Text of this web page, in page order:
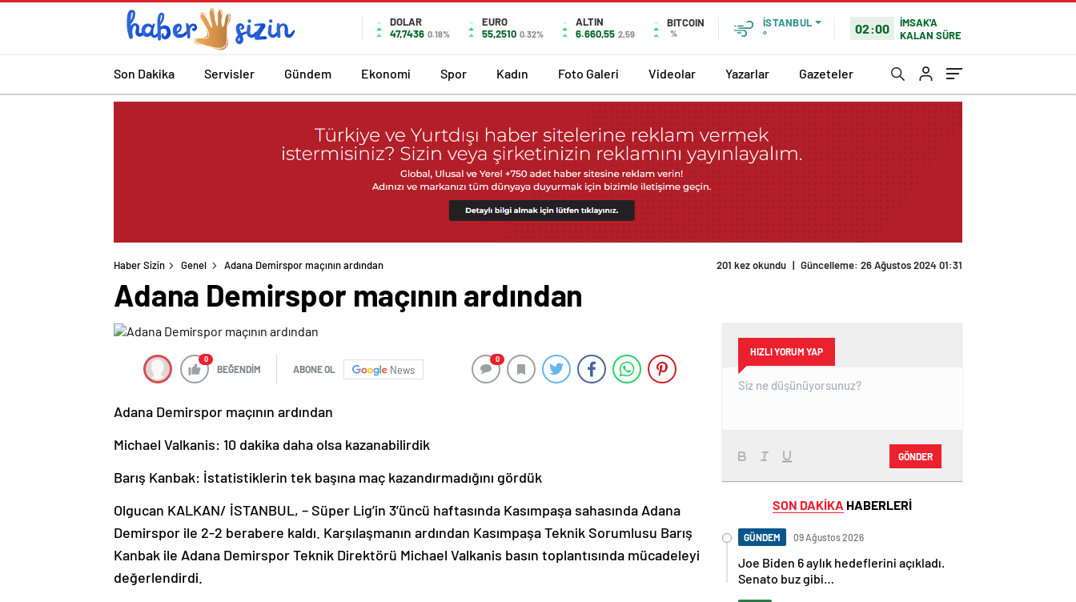
DOLAR
47,7436 0.18%
EURO
55,2510 0.32%
ALTIN
6.660,55 2,59
BITCOIN
%
İSTANBUL
°
02:00
İMSAK'A
KALAN SÜRE
Son Dakika Servisler Gündem Ekonomi Spor Kadın Foto Galeri Videolar Yazarlar Gazeteler
Haber Sizin Genel Adana Demirspor maçının ardından 201 kez okundu | Güncelleme: 26 Ağustos 2024 01:31
Adana Demirspor maçının ardından
0
BEĞENDİM ABONE OL News
0
Adana Demirspor maçının ardından
Michael Valkanis: 10 dakika daha olsa kazanabilirdik
Barış Kanbak: İstatistiklerin tek başına maç kazandırmadığını gördük
Olgucan KALKAN/ İSTANBUL, – Süper Lig’in 3’üncü haftasında Kasımpaşa sahasında Adana
Demirspor ile 2-2 berabere kaldı. Karşılaşmanın ardından Kasımpaşa Teknik Sorumlusu Barış
Kanbak ile Adana Demirspor Teknik Direktörü Michael Valkanis basın toplantısında mücadeleyi
değerlendirdi.
HIZLI YORUM YAP
GÖNDER
SON DAKİKA HABERLERİ
GÜNDEM 09 Ağustos 2026
Joe Biden 6 aylık hedeflerini açıkladı.
Senato buz gibi…